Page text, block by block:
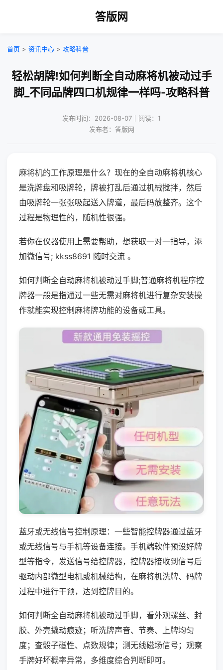
答版网
首页 > 资讯中心 > 攻略科普
轻松胡牌!如何判断全自动麻将机被动过手
脚_不同品牌四口机规律一样吗-攻略科普
发布时间：2026-08-07｜阅读：1
发布者：答版网
麻将机的工作原理是什么？现在的全自动麻将机核心
是洗牌盘和吸牌轮，牌被打乱后通过机械搅拌，然后
由吸牌轮一张张吸起送入牌道，最后码放整齐。这个
过程是物理性的，随机性很强。
若你在仪器使用上需要帮助，想获取一对一指导，添
加微信号; kkss8691 随时交流 。
如何判断全自动麻将机被动过手脚;普通麻将机程序控
牌器一般是指通过一些无需对麻将机进行复杂安装操
作就能实现控制麻将牌功能的设备或工具。
蓝牙或无线信号控制原理：一些智能控牌器通过蓝牙
或无线信号与手机等设备连接。手机端软件预设好牌
型等指令，发送信号给控牌器，控牌器接收到信号后
驱动内部微型电机或机械结构，在麻将机洗牌、码牌
过程中进行干预，达到控牌目的。
如何判断全自动麻将机被动过手脚，看外观螺丝、封
胶、外壳撬动痕迹；听洗牌声音、节奏、上牌均匀
度；查骰子磁性、点数规律；测无线磁场信号；观察
手牌好坏概率异常，多维度综合判断即可。